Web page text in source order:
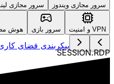
سرور مجازی ویندوز سرور مجازی
VPN و امنیت سرور بازی هوش
پیکربندی فضای
SESSION.RDP